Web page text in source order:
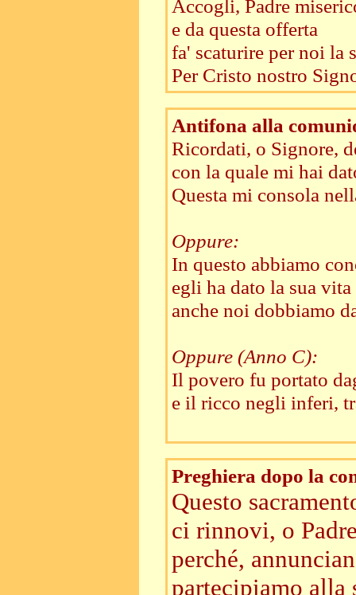
Accogli, Padre
e da questa offerta
fa' scaturire per noi la
Per Cristo nostro
Antifona alla
Ricordati, o Signore,
con la quale mi hai
Questa mi consola
Oppure:
In questo abbiamo
egli ha dato la sua
anche noi dobbiamo
Oppure (Anno C):
Il povero fu portato
e il ricco negli inferi,
Preghiera dopo la
Questo
ci rinnovi, o
perché,
partecipiamo alla